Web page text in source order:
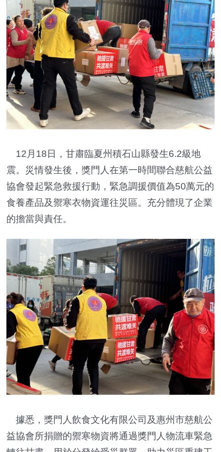
12月18日，甘肅臨夏州積石山縣發生6.2級地
震。災情發生後，獎門人在第一時間聯合慈航公益
協會發起緊急救援行動，緊急調援價值為50萬元的
食養產品及禦寒衣物資運往災區。充分體現了企業
的擔當與責任。
據悉，獎門人飲食文化有限公司及惠州市慈航公
益協會所捐贈的禦寒物資將通過獎門人物流車緊急